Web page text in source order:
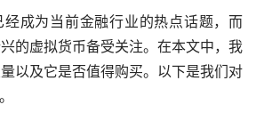
经成为当前金融行业的热点话题，而
的虚拟货币备受关注。在本文中，我
以及它是否值得购买。以下是我们对